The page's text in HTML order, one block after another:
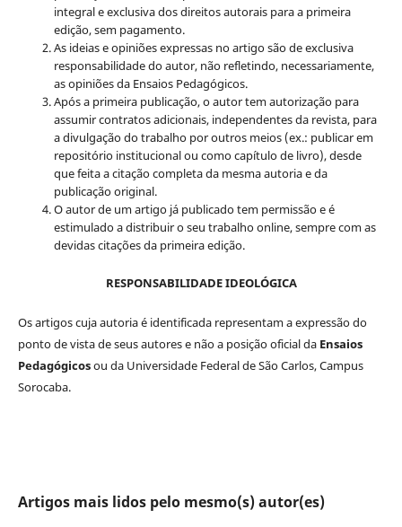
integral e exclusiva dos direitos autorais para a primeira
edição, sem pagamento.
As ideias e opiniões expressas no artigo são de exclusiva
responsabilidade do autor, não refletindo, necessariamente,
as opiniões da Ensaios Pedagógicos.
Após a primeira publicação, o autor tem autorização para
assumir contratos adicionais, independentes da revista, para
a divulgação do trabalho por outros meios (ex.: publicar em
repositório institucional ou como capítulo de livro), desde
que feita a citação completa da mesma autoria e da
publicação original.
O autor de um artigo já publicado tem permissão e é
estimulado a distribuir o seu trabalho online, sempre com as
devidas citações da primeira edição.
RESPONSABILIDADE IDEOLÓGICA
Os artigos cuja autoria é identificada representam a expressão do
ponto de vista de seus autores e não a posição oficial da Ensaios
Pedagógicosou da Universidade Federal de São Carlos, Campus
Sorocaba.
Artigos mais lidos pelo mesmo(s) autor(es)